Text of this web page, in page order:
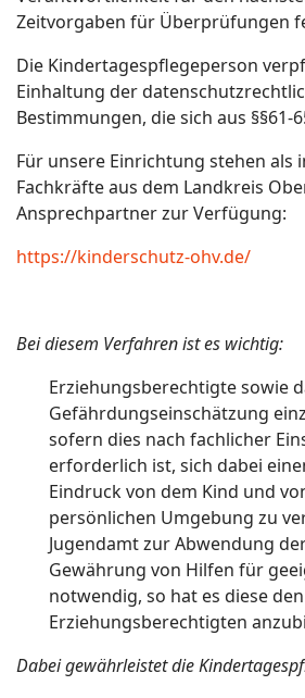
Zeitvorgaben für Überprüfungen
Die Kindertagespflegeperson
Einhaltung der
Bestimmungen, die sich aus §§61-
Für unsere Einrichtung stehen als
Fachkräfte aus dem Landkreis
Ansprechpartner zur Verfügung:
https://kinderschutz-ohv.de/
Bei diesem Verfahren ist es wichtig:
Erziehungsberechtigte sowie
Gefährdungseinschätzung
sofern dies nach fachlicher
erforderlich ist, sich dabei
Eindruck von dem Kind und
persönlichen Umgebung zu
Jugendamt zur Abwendung
Gewährung von Hilfen für
notwendig, so hat es diese den
Erziehungsberechtigten
Dabei gewährleistet die